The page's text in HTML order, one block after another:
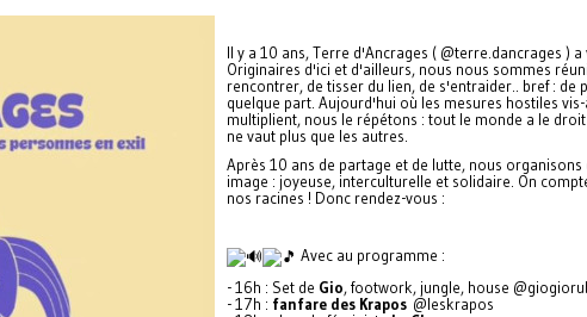
Il y a 10 ans, Terre d'Ancrages ( @terre.dancrages )
Originaires d'ici et d'ailleurs, nous nous sommes
rencontrer, de tisser du lien, de s'entraider.. bref : de
quelque part. Aujourd'hui où les mesures hostiles
multiplient, nous le répétons : tout le monde a le
ne vaut plus que les autres.
Après 10 ans de partage et de lutte, nous
image : joyeuse, interculturelle et solidaire. On
nos racines ! Donc rendez-vous :
Avec au programme :
- 16h : Set de Gio, footwork, jungle, house
- 17h : fanfare des Krapos @leskrapos